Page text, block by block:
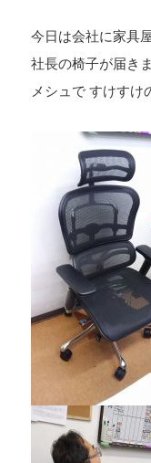
今日は会社に家具
社長の椅子が届き
メシュで すけすけ